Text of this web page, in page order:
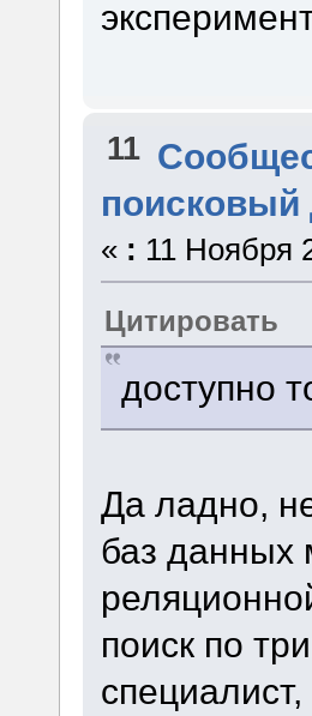
11
поисковый
« : 11 Ноября
Цитировать
доступно
Да ладно,
баз данных
поиск по